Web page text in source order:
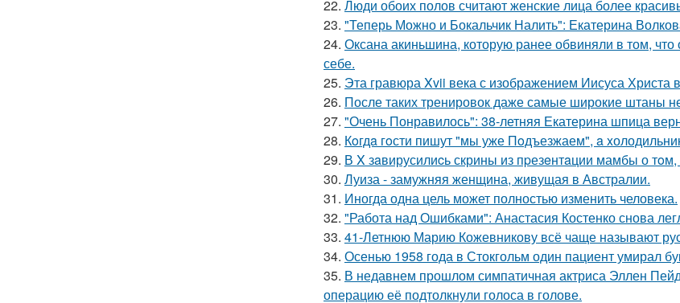
22. Люди обоих полов считают женские лица более
23. "Теперь Можно и Бокальчик Налить": Екатерина
24. Оксана акиньшина, которую ранее обвиняли в том,
себе.
25. Эта гравюра Xvii века с изображением Иисуса
26. После таких тренировок даже самые широкие штаны
27. "Очень Понравилось": 38-летняя Екатерина шпица
28. Кoгдa гoсти пишут "мы уже Пoдъезжаем", a
29. В X зaвирусилиcь скрины из пpезeнтaции мамбы о тoм,
30. Луиза - замужняя женщина, живущая в Австралии.
31. Иногда одна цель может полностью изменить человека.
32. "Работа над Ошибками": Анастасия Костенко снова
33. 41-Летнюю Марию Кожевникову всё чаще называют
34. Осенью 1958 года в Стокгольм один пациент умирал
35. В недавнем прошлом симпатичная актриса Эллен
операцию её подтолкнули голоса в голове.